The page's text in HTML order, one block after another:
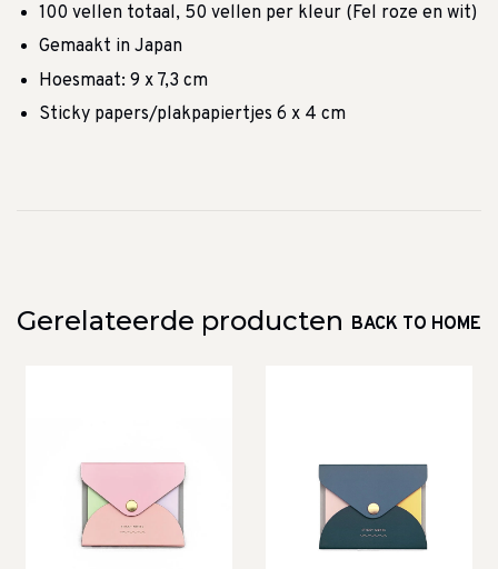
100 vellen totaal, 50 vellen per kleur (Fel roze en wit)
Gemaakt in Japan
Hoesmaat: 9 x 7,3 cm
Sticky papers/plakpapiertjes 6 x 4 cm
Gerelateerde producten BACK TO HOME